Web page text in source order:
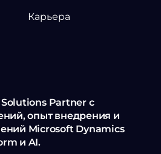
Карьера
Partner с
опыт внедрения и
Microsoft Dynamics
и AI.